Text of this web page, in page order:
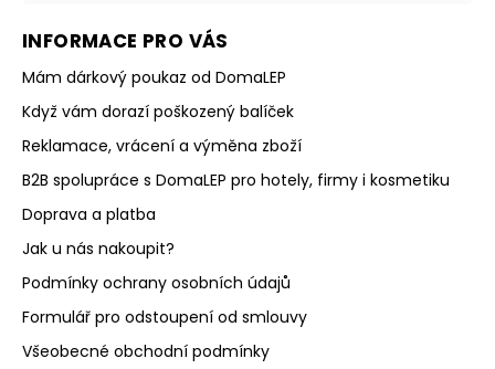
INFORMACE PRO VÁS
Mám dárkový poukaz od DomaLEP
Když vám dorazí poškozený balíček
Reklamace, vrácení a výměna zboží
B2B spolupráce s DomaLEP pro hotely, firmy i kosmetiku
Doprava a platba
Jak u nás nakoupit?
Podmínky ochrany osobních údajů
Formulář pro odstoupení od smlouvy
Všeobecné obchodní podmínky